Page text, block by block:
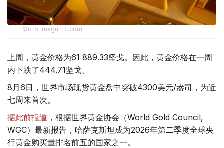
Фото: magnific.com
上周，黄金价格为61 889.33坚戈。因此，黄金价格在一周
内下跌了444.71坚戈。
8月6日，世界市场现货黄金盘中突破4300美元/盎司，为近
七周来首次。
据此前报道 ，根据世界黄金协会（World Gold Council,
WGC）最新报告，哈萨克斯坦成为2026年第二季度全球央
行黄金购买量排名前五的国家之一。